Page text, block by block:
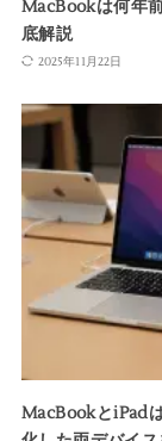
MacBookは何年
底解説
2025年11月22日
MacBookとiPad